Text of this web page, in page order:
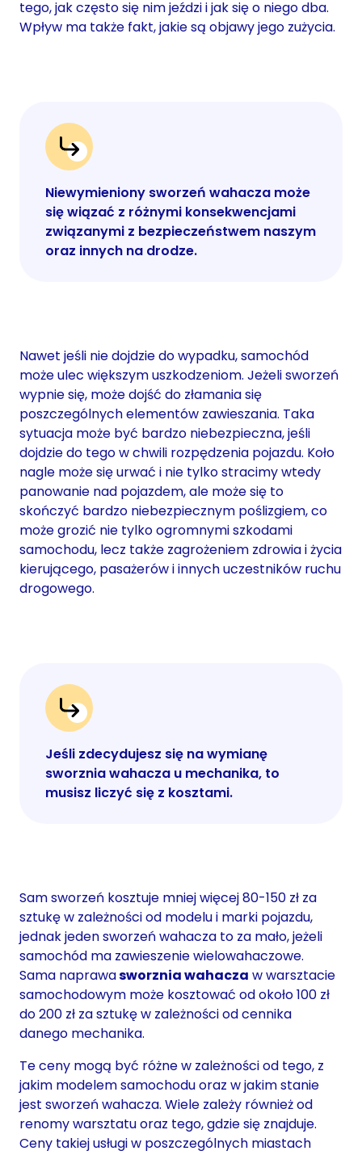
tego, jak często się nim jeździ i jak się o niego dba.
Wpływ ma także fakt, jakie są objawy jego zużycia.
Niewymieniony sworzeń wahacza może
się wiązać z różnymi konsekwencjami
związanymi z bezpieczeństwem naszym
oraz innych na drodze.
Nawet jeśli nie dojdzie do wypadku, samochód
może ulec większym uszkodzeniom. Jeżeli sworzeń
wypnie się, może dojść do złamania się
poszczególnych elementów zawieszania. Taka
sytuacja może być bardzo niebezpieczna, jeśli
dojdzie do tego w chwili rozpędzenia pojazdu. Koło
nagle może się urwać i nie tylko stracimy wtedy
panowanie nad pojazdem, ale może się to
skończyć bardzo niebezpiecznym poślizgiem, co
może grozić nie tylko ogromnymi szkodami
samochodu, lecz także zagrożeniem zdrowia i życia
kierującego, pasażerów i innych uczestników ruchu
drogowego.
Jeśli zdecydujesz się na wymianę
sworznia wahacza u mechanika, to
musisz liczyć się z kosztami.
Sam sworzeń kosztuje mniej więcej 80-150 zł za
sztukę w zależności od modelu i marki pojazdu,
jednak jeden sworzeń wahacza to za mało, jeżeli
samochód ma zawieszenie wielowahaczowe.
Sama naprawasworznia wahacza w warsztacie
samochodowym może kosztować od około 100 zł
do 200 zł za sztukę w zależności od cennika
danego mechanika.
Te ceny mogą być różne w zależności od tego, z
jakim modelem samochodu oraz w jakim stanie
jest sworzeń wahacza. Wiele zależy również od
renomy warsztatu oraz tego, gdzie się znajduje.
Ceny takiej usługi w poszczególnych miastach